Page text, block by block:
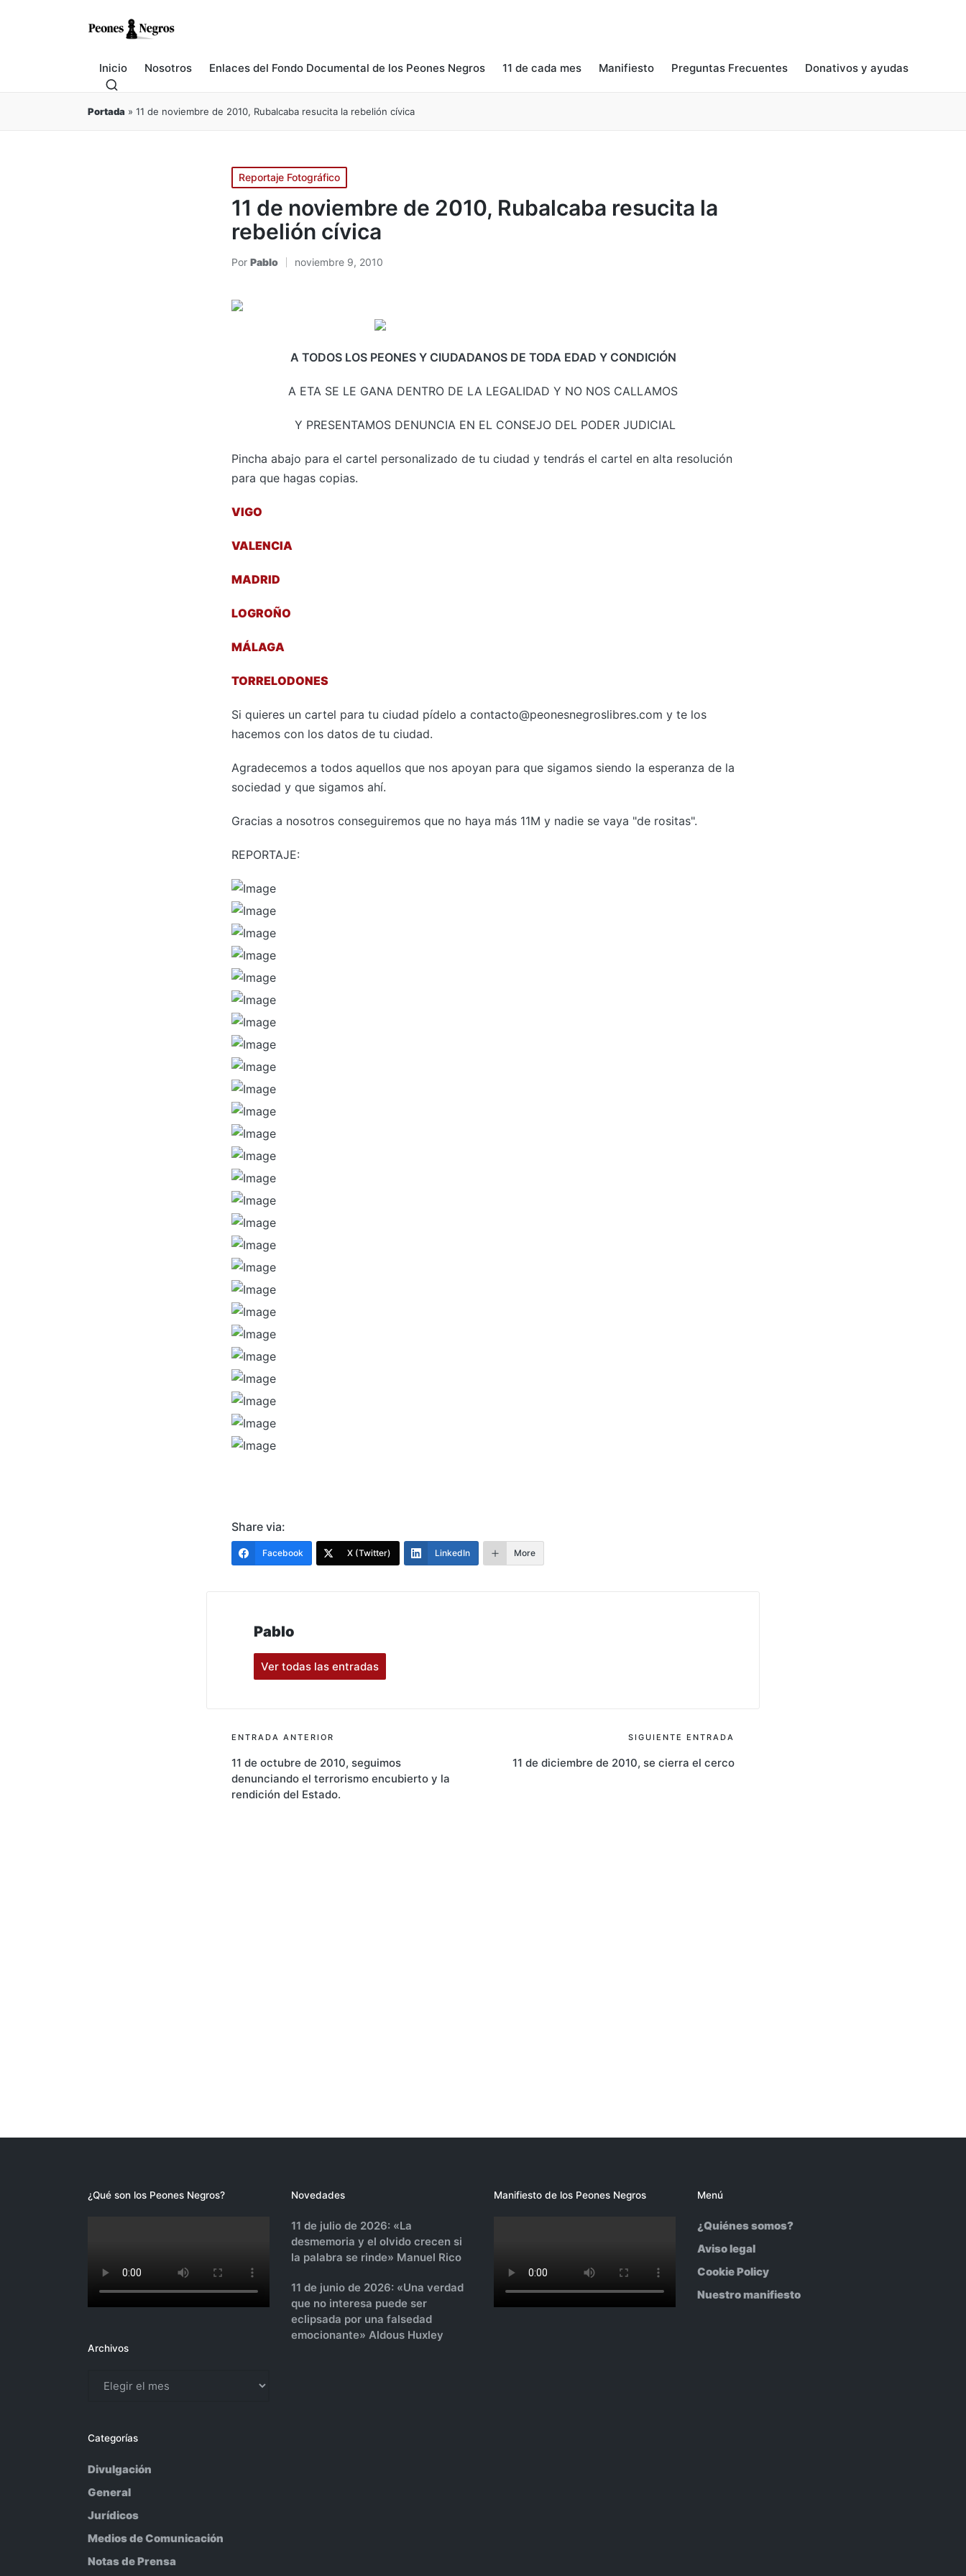
Inicio Nosotros Enlaces del Fondo Documental de los Peones Negros 11 de cada mes Manifiesto Preguntas Frecuentes Donativos y ayudas
Portada » 11 de noviembre de 2010, Rubalcaba resucita la rebelión cívica
Publicado
en
Reportaje Fotográfico
11 de noviembre de 2010, Rubalcaba resucita la
rebelión cívica
Publicado
Por Pablo noviembre 9, 2010
A TODOS LOS PEONES Y CIUDADANOS DE TODA EDAD Y CONDICIÓN
A ETA SE LE GANA DENTRO DE LA LEGALIDAD Y NO NOS CALLAMOS
Y PRESENTAMOS DENUNCIA EN EL CONSEJO DEL PODER JUDICIAL
Pincha abajo para el cartel personalizado de tu ciudad y tendrás el cartel en alta resolución
para que hagas copias.
VIGO
VALENCIA
MADRID
LOGROÑO
MÁLAGA
TORRELODONES
Si quieres un cartel para tu ciudad pídelo a contacto@peonesnegroslibres.com y te los
hacemos con los datos de tu ciudad.
Agradecemos a todos aquellos que nos apoyan para que sigamos siendo la esperanza de la
sociedad y que sigamos ahí.
Gracias a nosotros conseguiremos que no haya más 11M y nadie se vaya "de rositas".
REPORTAJE:
Share via:
Facebook X (Twitter) LinkedIn More
Pablo
Ver todas las entradas
Navegación
de
entradas
ENTRADA ANTERIOR
11 de octubre de 2010, seguimos
denunciando el terrorismo encubierto y la
rendición del Estado.
SIGUIENTE ENTRADA
11 de diciembre de 2010, se cierra el cerco
¿Qué son los Peones Negros?
Archivos
Categorías
Divulgación
General
Jurídicos
Medios de Comunicación
Notas de Prensa
Novedades
11 de julio de 2026: «La
desmemoria y el olvido crecen si
la palabra se rinde» Manuel Rico
11 de junio de 2026: «Una verdad
que no interesa puede ser
eclipsada por una falsedad
emocionante» Aldous Huxley
Manifiesto de los Peones Negros Menú
¿Quiénes somos?
Aviso legal
Cookie Policy
Nuestro manifiesto